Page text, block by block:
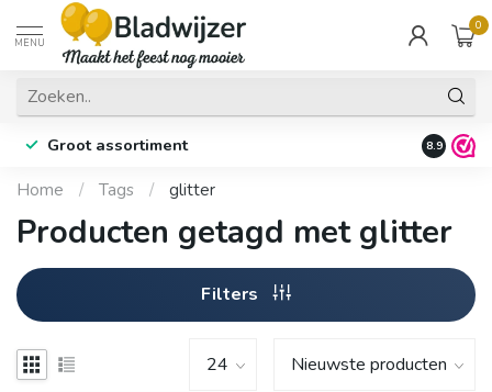
MENU
0
Groot assortiment Fysieke
8.9
Home / Tags / glitter
Producten getagd met glitter
Filters